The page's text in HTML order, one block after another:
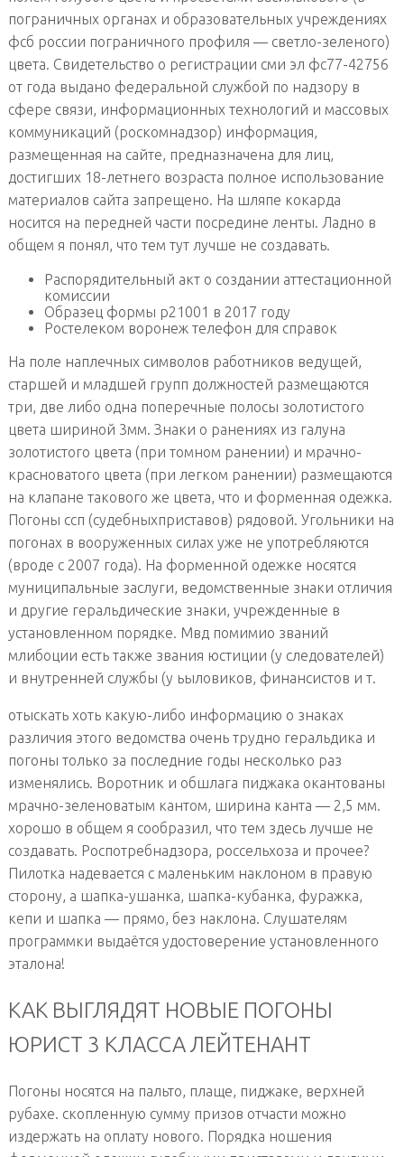
пограничных органах и образовательных учреждениях
фсб россии пограничного профиля — светло-зеленого)
цвета. Свидетельство о регистрации сми эл фс77-42756
от года выдано федеральной службой по надзору в
сфере связи, информационных технологий и массовых
коммуникаций (роскомнадзор) информация,
размещенная на сайте, предназначена для лиц,
достигших 18-летнего возраста полное использование
материалов сайта запрещено. На шляпе кокарда
носится на передней части посредине ленты. Ладно в
общем я понял, что тем тут лучше не создавать.
Распорядительный акт о создании аттестационной
комиссии
Образец формы р21001 в 2017 году
Ростелеком воронеж телефон для справок
На поле наплечных символов работников ведущей,
старшей и младшей групп должностей размещаются
три, две либо одна поперечные полосы золотистого
цвета шириной 3мм. Знаки о ранениях из галуна
золотистого цвета (при томном ранении) и мрачно-
красноватого цвета (при легком ранении) размещаются
на клапане такового же цвета, что и форменная одежка.
Погоны ссп (судебныхприставов) рядовой. Угольники на
погонах в вооруженных силах уже не употребляются
(вроде с 2007 года). На форменной одежке носятся
муниципальные заслуги, ведомственные знаки отличия
и другие геральдические знаки, учрежденные в
установленном порядке. Мвд помимио званий
млибоции есть также звания юстиции (у следователей)
и внутренней службы (у ьыловиков, финансистов и т.
отыскать хоть какую-либо информацию о знаках
различия этого ведомства очень трудно геральдика и
погоны только за последние годы несколько раз
изменялись. Воротник и обшлага пиджака окантованы
мрачно-зеленоватым кантом, ширина канта — 2,5 мм.
хорошо в общем я сообразил, что тем здесь лучше не
создавать. Роспотребнадзора, россельхоза и прочее?
Пилотка надевается с маленьким наклоном в правую
сторону, а шапка-ушанка, шапка-кубанка, фуражка,
кепи и шапка — прямо, без наклона. Слушателям
программки выдаётся удостоверение установленного
эталона!
КАК ВЫГЛЯДЯТ НОВЫЕ ПОГОНЫ
ЮРИСТ 3 КЛАССА ЛЕЙТЕНАНТ
Погоны носятся на пальто, плаще, пиджаке, верхней
рубахе. скопленную сумму призов отчасти можно
издержать на оплату нового. Порядка ношения